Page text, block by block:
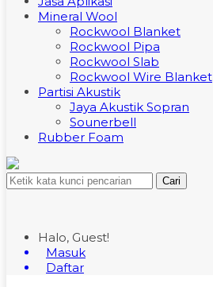
Mineral Wool
Rockwool Blanket
Rockwool Pipa
Rockwool Slab
Rockwool Wire Blanket
Partisi Akustik
Jaya Akustik Sopran
Sounerbell
Rubber Foam
Cari
Halo, Guest!
Masuk
Daftar